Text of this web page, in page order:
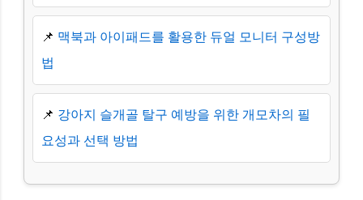
📌 맥북과 아이패드를 활용한 듀얼 모니터 구성방
법
📌 강아지 슬개골 탈구 예방을 위한 개모차의 필
요성과 선택 방법